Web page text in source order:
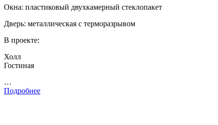
Окна: пластиковый двухкамерный стеклопакет
Дверь: металлическая с терморазрывом
В проекте:
Холл
Гостиная
…
Подробнее